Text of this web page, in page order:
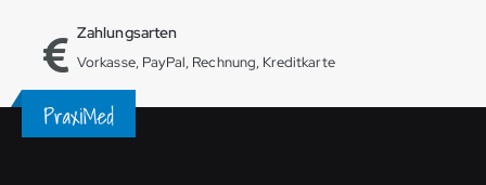
Zahlungsarten
Vorkasse, PayPal, Rechnung, Kreditkarte